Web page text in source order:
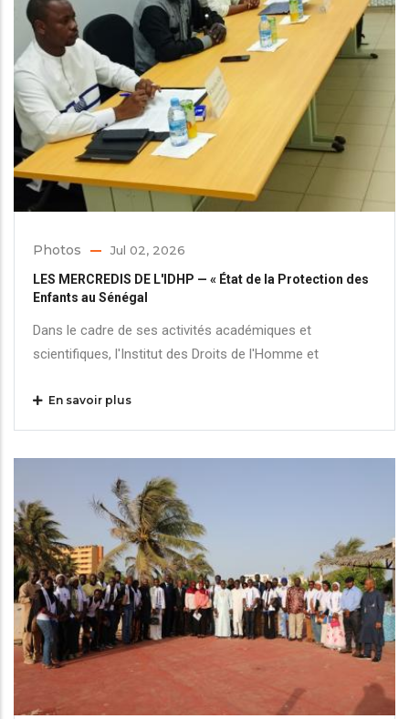
Photos
Jul 02, 2026
LES MERCREDIS DE L'IDHP — « État de la Protection des
Enfants au Sénégal
Dans le cadre de ses activités académiques et
scientifiques, l'Institut des Droits de l'Homme et
En savoir plus